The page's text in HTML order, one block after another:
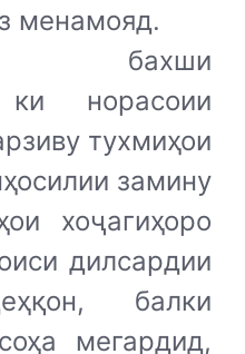
менамояд.
бахши
ки норасоии
тухмиҳои
замину
хоҷагиҳоро
дилсардии
балки
мегардид,